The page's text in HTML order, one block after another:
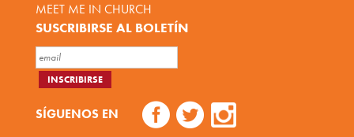
MEET ME IN CHURCH
SUSCRIBIRSE AL BOLETÍN
SÍGUENOS EN